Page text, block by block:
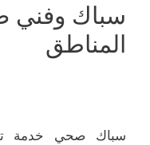
سباك
المناطق
سباك صحي خدمة